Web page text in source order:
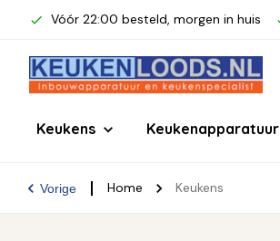
Vóór 22:00 besteld, morgen in huis
Keukens Keukenapparatuur
Vorige Home Keukens